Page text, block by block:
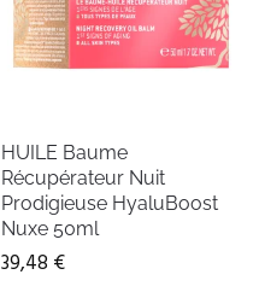
HUILE Baume
Récupérateur Nuit
Prodigieuse HyaluBoost
Nuxe 50ml
39,48 €